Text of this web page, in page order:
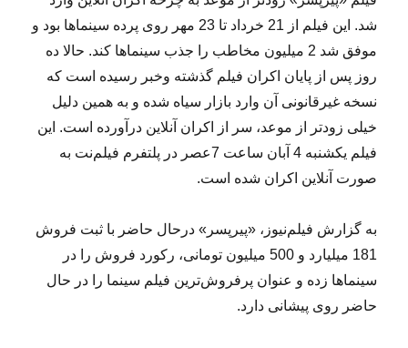
شد. این فیلم از 21 خرداد تا 23 مهر روی پرده سینماها بود و
موفق شد 2 میلیون مخاطب را جذب سینماها کند. حالا ده
روز پس از پایان اکران فیلم گذشته وخبر رسیده است که
نسخه غیرقانونی آن وارد بازار سیاه شده و به همین دلیل
خیلی زودتر از موعد، سر از اکران آنلاین درآورده است. این
فیلم یکشنبه 4 آبان ساعت 7عصر در پلتفرم فیلم‌نت به
صورت آنلاین اکران شده است.
به گزارش فیلم‌نیوز، «پیرپسر» درحال حاضر با ثبت فروش
181 میلیارد و 500 میلیون تومانی، رکورد فروش را در
سینماها زده و عنوان پرفروش‌ترین فیلم سینما را در حال
حاضر روی پیشانی دارد.